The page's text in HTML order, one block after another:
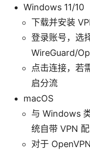
Windows 11/10
下载并安装
登录账号，选
WireGuard/
点击连接，若
启分流
macOS
与 Windows
统自带 VPN
对于